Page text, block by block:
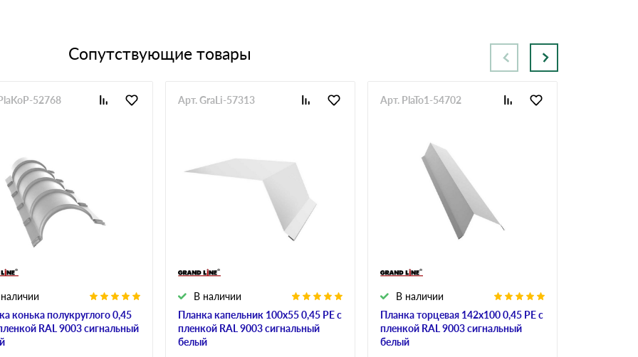
Сопутствующие товары
конька полукруглого 0,45
RAL 9003 сигнальный
52768
Планка капельник 100х55 0,45 PE с
пленкой RAL 9003 сигнальный
белый
В наличии
Арт. GraLi-57313
Планка торцевая 142х100 0,45 PE с
пленкой RAL 9003 сигнальный
белый
В наличии
Арт. PlaTo1-54702